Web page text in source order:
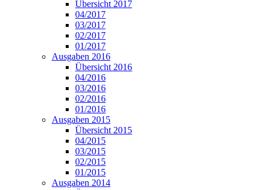
Übersicht 2017
04/2017
03/2017
02/2017
01/2017
Ausgaben 2016
Übersicht 2016
04/2016
03/2016
02/2016
01/2016
Ausgaben 2015
Übersicht 2015
04/2015
03/2015
02/2015
01/2015
Ausgaben 2014